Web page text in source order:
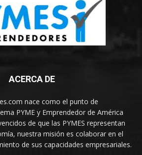
ACERCA DE
nace como el punto de
PYME y Emprendedor de América
de que las PYMES representan
nuestra misión es colaborar en el
de sus capacidades empresariales.